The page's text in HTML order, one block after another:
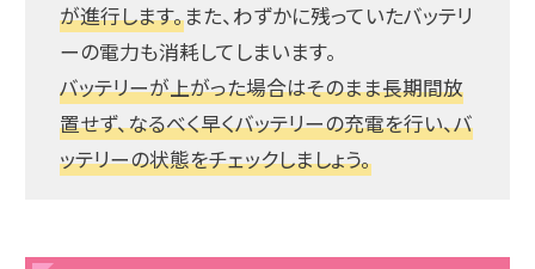
が進行します。また、わずかに残っていたバッテリ
ーの電力も消耗してしまいます。
バッテリーが上がった場合はそのまま長期間放
置せず、なるべく早くバッテリーの充電を行い、バ
ッテリーの状態をチェックしましょう。